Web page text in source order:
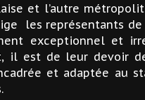
et l’autre
les représentants de
exceptionnel et
il est de leur devoir
et adaptée au